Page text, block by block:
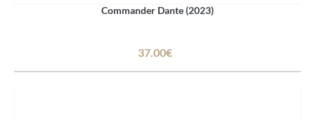
Commander Dante (2023)
37.00€